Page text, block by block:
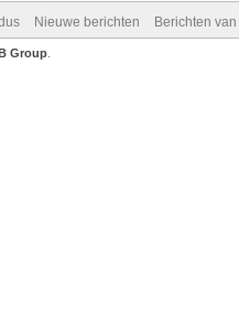
Nieuwe berichten Berichten
Group